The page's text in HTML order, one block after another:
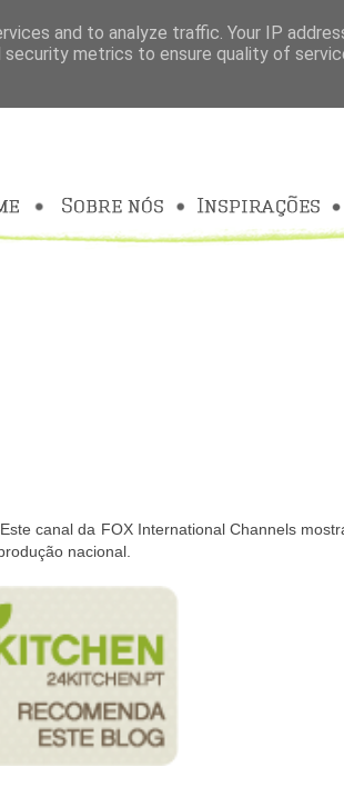
canal da FOX International Channels
nacional.
and to analyze traffic. Your IP
metrics to ensure quality of